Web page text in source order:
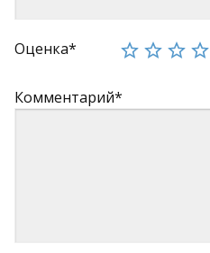
Оценка*
Комментарий*